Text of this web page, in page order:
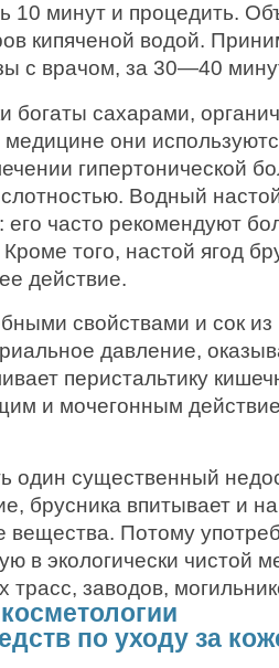
10 минут и процедить.
кипяченой водой.
с врачом, за 30—40
богаты сахарами,
они
гипертонической
Водный
его часто рекомендуют
того, настой ягод
действие.
свойствами и сок
давление,
перистальтику
и мочегонным
один существенный
брусника впитывает и
вещества. Потому
в экологически чистой
трасс, заводов,
по уходу за